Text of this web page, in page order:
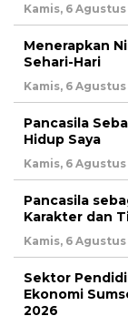
Kamis, 6
Menerapkan
Sehari-Hari
Kamis, 6 Agustus
Pancasila
Hidup Saya
Kamis, 6
Pancasila
Karakter dan
Kamis, 6
Sektor
Ekonomi
2026